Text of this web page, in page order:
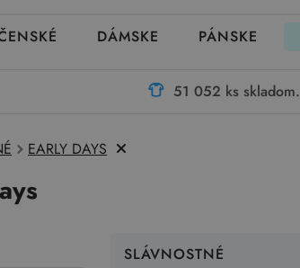
DÁMSKE PÁNSKE
51 052 ks skladom.
EARLY DAYS
SLÁVNOSTNÉ